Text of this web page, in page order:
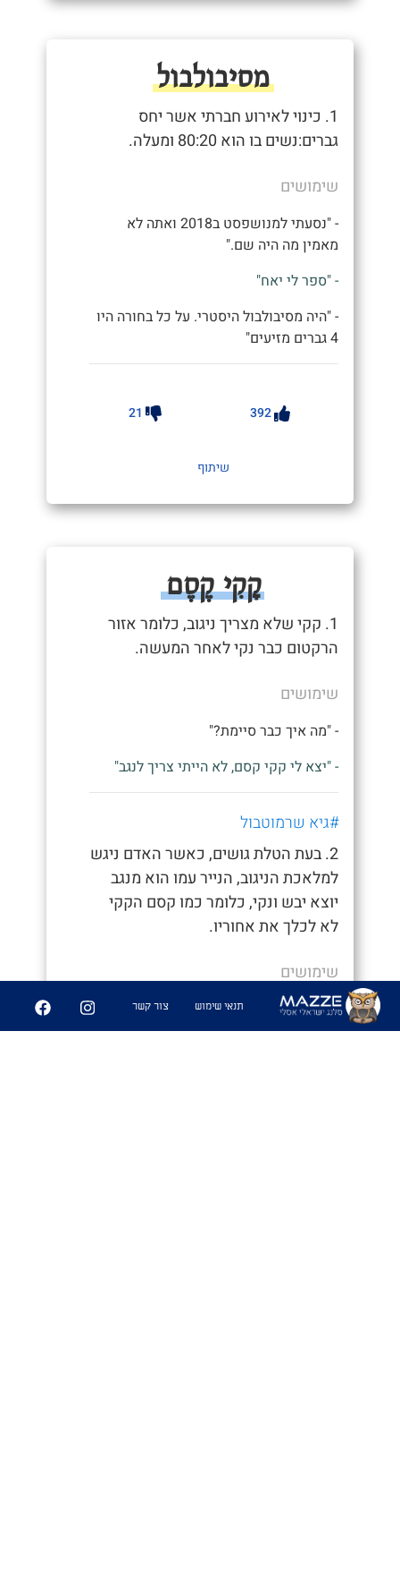
מסיבולבול
1. כינוי לאירוע חברתי אשר יחס
גברים:נשים בו הוא 80:20 ומעלה.
שימושים
- "נסעתי למנושפסט ב2018 ואתה לא
מאמין מה היה שם."
- "ספר לי יאח"
- "היה מסיבולבול היסטרי. על כל בחורה היו
4 גברים מזיעים"
392
21
שיתוף
קָקִי קֶסֶם
1. קקי שלא מצריך ניגוב, כלומר אזור
הרקטום כבר נקי לאחר המעשה.
שימושים
- "מה איך כבר סיימת?"
- "יצא לי קקי קסם, לא הייתי צריך לנגב"
#גיא שרמוטבול
2. בעת הטלת גושים, כאשר האדם ניגש
למלאכת הניגוב, הנייר עמו הוא מנגב
יוצא יבש ונקי, כלומר כמו קסם הקקי
לא לכלך את אחוריו.
שימושים
- "איך סיימת ככה מהר, חשבתי כבר נאחר"
תנאי שימוש צור קשר